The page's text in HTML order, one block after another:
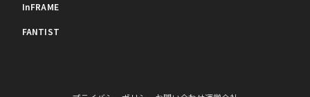
InFRAME
FANTIST